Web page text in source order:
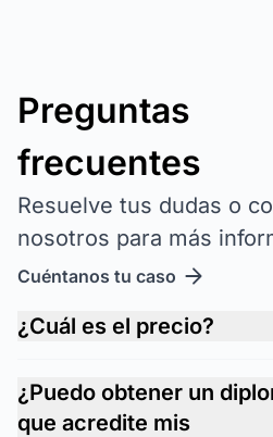
Preguntas
frecuentes
Resuelve tus dudas o
nosotros para más
Cuéntanos tu caso
¿Cuál es el precio?
¿Puedo obtener un
que acredite mis